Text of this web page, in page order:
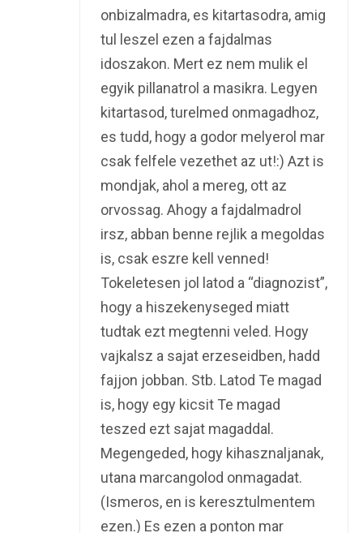
onbizalmadra, es kitartasodra, amig
tul leszel ezen a fajdalmas
idoszakon. Mert ez nem mulik el
egyik pillanatrol a masikra. Legyen
kitartasod, turelmed onmagadhoz,
es tudd, hogy a godor melyerol mar
csak felfele vezethet az ut!:) Azt is
mondjak, ahol a mereg, ott az
orvossag. Ahogy a fajdalmadrol
irsz, abban benne rejlik a megoldas
is, csak eszre kell venned!
Tokeletesen jol latod a “diagnozist”,
hogy a hiszekenyseged miatt
tudtak ezt megtenni veled. Hogy
vajkalsz a sajat erzeseidben, hadd
fajjon jobban. Stb. Latod Te magad
is, hogy egy kicsit Te magad
teszed ezt sajat magaddal.
Megengeded, hogy kihasznaljanak,
utana marcangolod onmagadat.
(Ismeros, en is keresztulmentem
ezen.) Es ezen a ponton mar